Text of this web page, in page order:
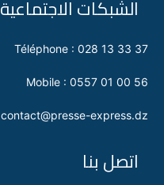
اتصل بنا
الشبكات الاجتماعية
Téléphone : 028 13 33 37
Mobile : 0557 01 00 56
contact@presse-express.dz